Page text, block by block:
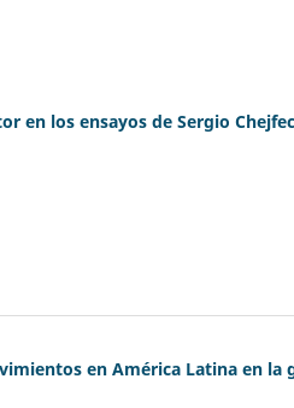
en los ensayos de Sergio Chejfec
en América Latina en la